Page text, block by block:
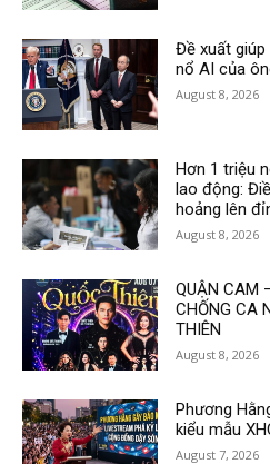
Đề xuất
nổ AI của
August 8, 2026
Hơn 1 triệu
lao động:
hoảng lên
August 8, 2026
QUẬN CAM
CHỐNG CA
THIÊN
August 8, 2026
Phương
kiểu mẫu
August 7, 2026